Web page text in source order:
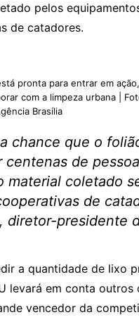
pelos
de catadores.
pronta para entrar em
com a limpeza urbana |
Brasília
chance que o
centenas de
material coletado
de
diretor-presidente
a quantidade de lixo
levará em conta outros
vencedor da